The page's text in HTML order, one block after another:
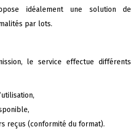
idéalement une solution de
par lots.
le service effectue différents
reçus (conformité du format).